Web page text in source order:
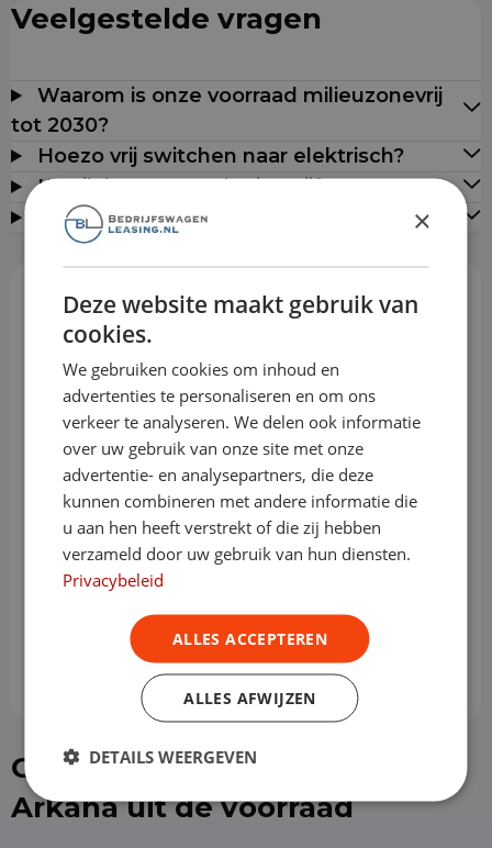
Veelgestelde vragen
Waarom is onze voorraad milieuzonevrij
tot 2030?
Hoezo vrij switchen naar elektrisch?
Kan ik leasen zonder jaarcijfers?
Leveren jullie door heel Nederland?
Rekentool
Aanbetaling
Looptijd
Slottermijn
€ 906,14
Of kies direct een Renault
Arkana uit de voorraad
×
Deze website maakt gebruik van
cookies.
We gebruiken cookies om inhoud en
advertenties te personaliseren en om ons
verkeer te analyseren. We delen ook informatie
over uw gebruik van onze site met onze
advertentie- en analysepartners, die deze
kunnen combineren met andere informatie die
u aan hen heeft verstrekt of die zij hebben
verzameld door uw gebruik van hun diensten.
Privacybeleid
ALLES ACCEPTEREN
ALLES AFWIJZEN
DETAILS WEERGEVEN